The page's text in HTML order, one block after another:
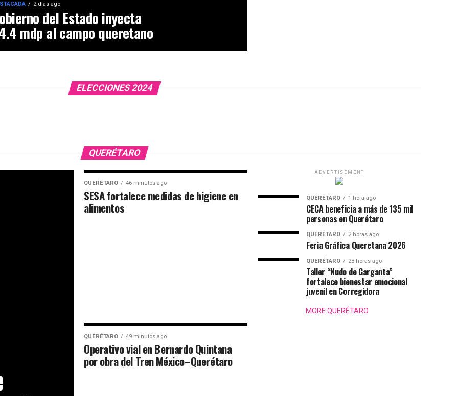
2 días ago
del Estado inyecta
mdp al campo queretano
ELECCIONES 2024
QUERÉTARO
QUERÉTARO 46 minutos ago
SESA fortalece medidas de higiene en
alimentos
QUERÉTARO 49 minutos ago
Operativo vial en Bernardo Quintana
por obra del Tren México–Querétaro
ADVERTISEMENT
QUERÉTARO 1 hora ago
CECA beneficia a más de 135 mil
personas en Querétaro
QUERÉTARO 2 horas ago
Feria Gráfica Queretana 2026
QUERÉTARO 23 horas ago
Taller “Nudo de Garganta”
fortalece bienestar emocional
juvenil en Corregidora
MORE QUERÉTARO